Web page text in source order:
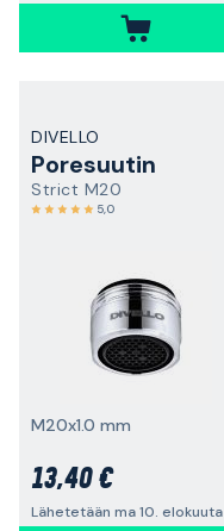
DIVELLO
Poresuutin
Strict M20
5,0
M20x1.0 mm
13,40 €
Lähetetään ma 10. elokuuta